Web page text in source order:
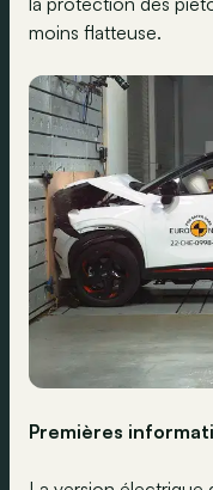
moins flatteuse.
Premières